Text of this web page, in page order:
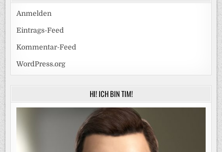
Anmelden
Eintrags-Feed
Kommentar-Feed
WordPress.org
HI! ICH BIN TIM!